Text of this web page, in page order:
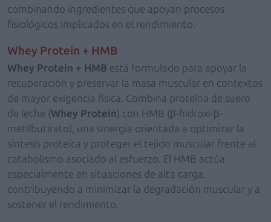
combinando ingredientes que apoyan procesos
fisiológicos implicados en el rendimiento.
Whey Protein + HMB
Whey Protein + HMB está formulado para apoyar la
recuperación y preservar la masa muscular en contextos
de mayor exigencia física. Combina proteína de suero
de leche (Whey Protein) con HMB (β-hidroxi-β-
metilbutirato), una sinergia orientada a optimizar la
síntesis proteica y proteger el tejido muscular frente al
catabolismo asociado al esfuerzo. El HMB actúa
especialmente en situaciones de alta carga,
contribuyendo a minimizar la degradación muscular y a
sostener el rendimiento.